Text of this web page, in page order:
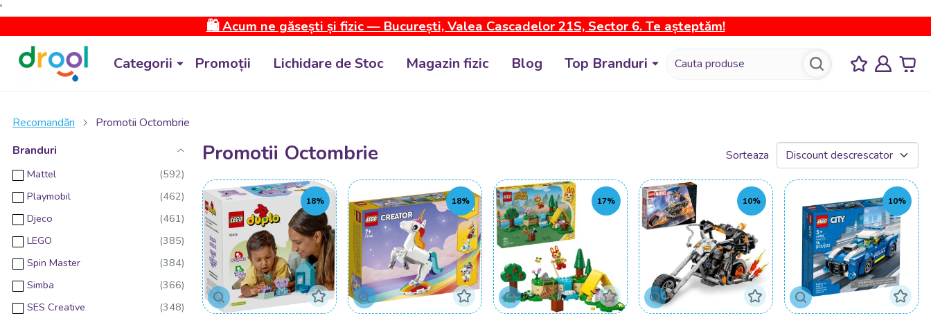
'
🛍️ Acum ne găsești și fizic — București, Valea Cascadelor 21S, Sector 6. Te așteptăm!
Categorii Promoții Lichidare de Stoc Magazin fizic Blog Top Branduri
Recomandări
Promotii Octombrie
Branduri
Mattel
Playmobil
Djeco
LEGO
Spin Master
Simba
SES Creative
Promotii Octombrie Sorteaza
18% 18% 17% 10% 10%